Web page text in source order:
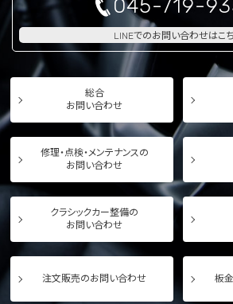
045-719-
LINEでのお問い合わせはこ
総合
お問い合わせ
修理・点検・メンテナンスの
お問い合わせ
クラシックカー整備の
お問い合わせ
注文販売のお問い合わせ 板